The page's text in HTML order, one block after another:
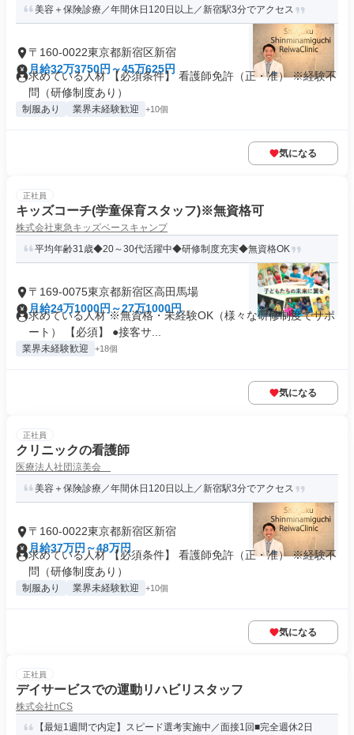
美容＋保険診療／年間休日120日以上／新宿駅3分でアクセス
〒160-0022東京都新宿区新宿
月給32万3750円～45万625円
求めている人材 【必須条件】 看護師免許（正・准） ※経験不
問（研修制度あり）
制服あり 業界未経験歓迎 +10個
気になる
正社員
キッズコーチ(学童保育スタッフ)※無資格可
株式会社東急キッズベースキャンプ
平均年齢31歳◆20～30代活躍中◆研修制度充実◆無資格OK
〒169-0075東京都新宿区高田馬場
月給24万1000円～27万1000円
求めている人材 ※無資格・未経験OK（様々な研修制度でサポ
ート） 【必須】 ●接客サ...
業界未経験歓迎 +18個
気になる
正社員
クリニックの看護師
医療法人社団涼美会
美容＋保険診療／年間休日120日以上／新宿駅3分でアクセス
〒160-0022東京都新宿区新宿
月給37万円～48万円
求めている人材 【必須条件】 看護師免許（正・准） ※経験不
問（研修制度あり）
制服あり 業界未経験歓迎 +10個
気になる
正社員
デイサービスでの運動リハビリスタッフ
株式会社nCS
【最短1週間で内定】スピード選考実施中／面接1回■完全週休2日